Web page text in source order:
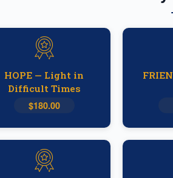
HOPE — Light in
Difficult Times
$180.00